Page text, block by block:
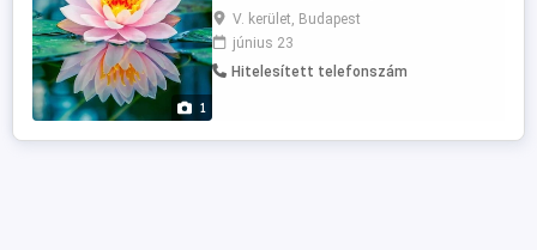
1
kifizetéssel! Részletek miatt keress belső
üzenetben!
V. kerület, Budapest
június 23
Hitelesített telefonszám